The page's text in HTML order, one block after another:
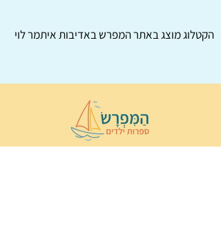
הקטלוג מוצג באתרהמפרשבאדיבות איתמר לוי